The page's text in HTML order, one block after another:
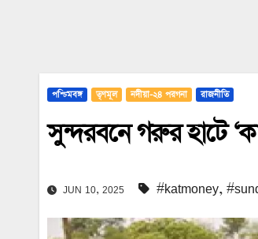
পশ্চিমবঙ্গ তৃণমূল নদীয়া-২৪ পরগনা রাজনীতি
সুন্দরবনে গরুর হাটে
JUN 10, 2025 #katmoney,